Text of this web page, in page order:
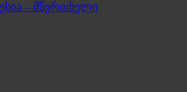
– მწვრთნელი